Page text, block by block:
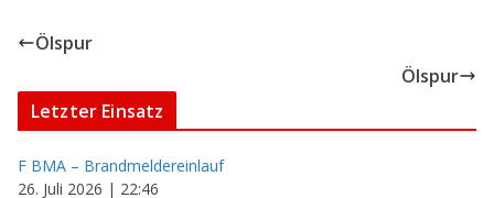
Ölspur
Ölspur
Letzter Einsatz
F BMA – Brandmeldereinlauf
26. Juli 2026 | 22:46